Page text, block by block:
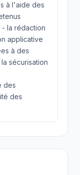
à l'aide des
la rédaction
applicative
à des
sécurisation
des
des